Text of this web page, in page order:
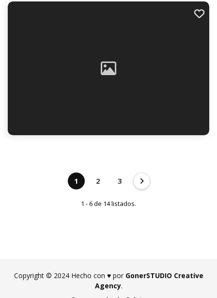
1 2 3
1 - 6 de 14 listados.
Copyright © 2024 Hecho con ♥ por GonerSTUDIO Creative
Agency.